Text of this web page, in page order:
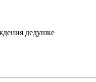
дедушке